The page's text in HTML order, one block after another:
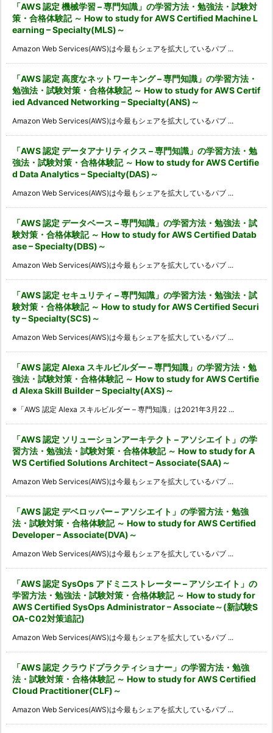
「AWS 認定 機械学習 – 専門知識」の学習方法・勉強法・試験対
策・合格体験記 ～ How to study for AWS Certified Machine L
earning – Specialty(MLS)～
Amazon Web Services(AWS)は今最もシェアを拡大しているパブ ...
「AWS 認定 高度なネットワーキング – 専門知識」の学習方法・
勉強法・試験対策・合格体験記 ～ How to study for AWS Certif
ied Advanced Networking – Specialty(ANS)～
Amazon Web Services(AWS)は今最もシェアを拡大しているパブ ...
「AWS 認定 データアナリティクス – 専門知識」の学習方法・勉
強法・試験対策・合格体験記 ～ How to study for AWS Certifie
d Data Analytics – Specialty(DAS)～
Amazon Web Services(AWS)は今最もシェアを拡大しているパブ ...
「AWS 認定 データベース – 専門知識」の学習方法・勉強法・試
験対策・合格体験記 ～ How to study for AWS Certified Datab
ase – Specialty(DBS)～
Amazon Web Services(AWS)は今最もシェアを拡大しているパブ ...
「AWS 認定 セキュリティ – 専門知識」の学習方法・勉強法・試
験対策・合格体験記 ～ How to study for AWS Certified Securi
ty – Specialty(SCS)～
Amazon Web Services(AWS)は今最もシェアを拡大しているパブ ...
「AWS 認定 Alexa スキルビルダー – 専門知識」の学習方法・勉
強法・試験対策・合格体験記 ～ How to study for AWS Certifie
d Alexa Skill Builder – Specialty(AXS)～
※「AWS 認定 Alexa スキルビルダー – 専門知識」は2021年3月22 ...
「AWS 認定 ソリューションアーキテクト – アソシエイト」の学
習方法・勉強法・試験対策・合格体験記 ～ How to study for A
WS Certified Solutions Architect – Associate(SAA)～
Amazon Web Services(AWS)は今最もシェアを拡大しているパブ ...
「AWS 認定 デベロッパー – アソシエイト」の学習方法・勉強
法・試験対策・合格体験記 ～ How to study for AWS Certified
Developer – Associate(DVA)～
Amazon Web Services(AWS)は今最もシェアを拡大しているパブ ...
「AWS 認定 SysOps アドミニストレーター – アソシエイト」の
学習方法・勉強法・試験対策・合格体験記 ～ How to study for
AWS Certified SysOps Administrator – Associate～(新試験S
OA-C02対策追記)
Amazon Web Services(AWS)は今最もシェアを拡大しているパブ ...
「AWS 認定 クラウドプラクティショナー」の学習方法・勉強
法・試験対策・合格体験記 ～ How to study for AWS Certified
Cloud Practitioner(CLF)～
Amazon Web Services(AWS)は今最もシェアを拡大しているパブ ...